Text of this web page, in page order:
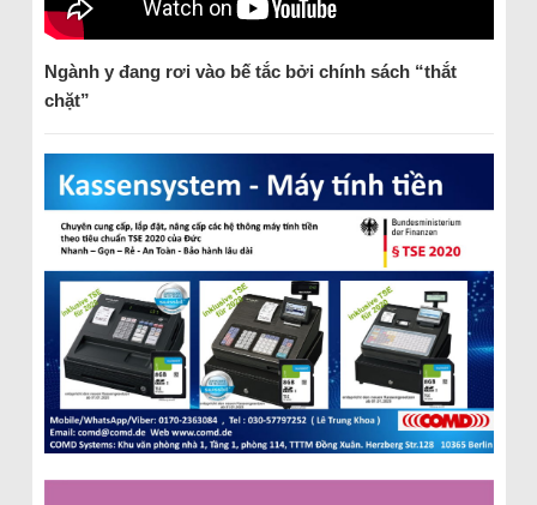
Ngành y đang rơi vào bế tắc bởi chính sách “thắt
chặt”